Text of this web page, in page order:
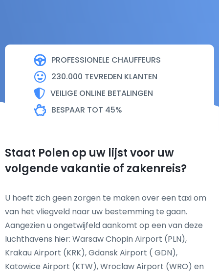
PROFESSIONELE CHAUFFEURS
230.000 TEVREDEN KLANTEN
VEILIGE ONLINE BETALINGEN
BESPAAR TOT 45%
Staat Polen op uw lijst voor uw
volgende vakantie of zakenreis?
U hoeft zich geen zorgen te maken over een taxi om
van het vliegveld naar uw bestemming te gaan.
Aangezien u ongetwijfeld aankomt op een van deze
luchthavens hier: Warsaw Chopin Airport (PLN),
Krakau Airport (KRK), Gdansk Airport ( GDN),
Katowice Airport (KTW), Wroclaw Airport (WRO) en